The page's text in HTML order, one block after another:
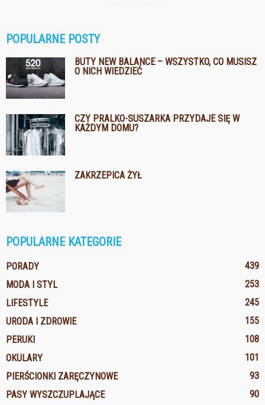
POPULARNE POSTY
BUTY NEW BALANCE – WSZYSTKO, CO MUSISZ
O NICH WIEDZIEĆ
CZY PRALKO-SUSZARKA PRZYDAJE SIĘ W
KAŻDYM DOMU?
ZAKRZEPICA ŻYŁ
POPULARNE KATEGORIE
PORADY
439
MODA I STYL
253
LIFESTYLE
245
URODA I ZDROWIE
155
PERUKI
108
OKULARY
101
PIERŚCIONKI ZARĘCZYNOWE
93
PASY WYSZCZUPLAJĄCE
90